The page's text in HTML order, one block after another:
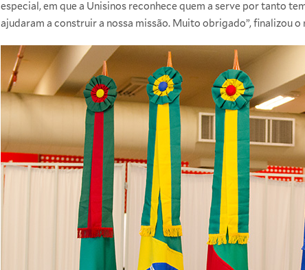
especial, em que a Unisinos reconhece quem a serve por tanto
ajudaram a construir a nossa missão. Muito obrigado”, finalizou o